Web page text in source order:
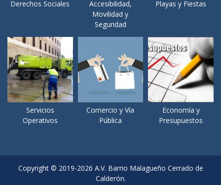
Derechos Sociales
Accesibilidad,
Movilidad y
Seguridad
Playas y Fiestas
Servicios
Operativos
Comercio y Vía
Pública
Economía y
Presupuestos
Copyright © 2019-2026 A.V. Barrio Malagueño Cerrado de
Calderón.